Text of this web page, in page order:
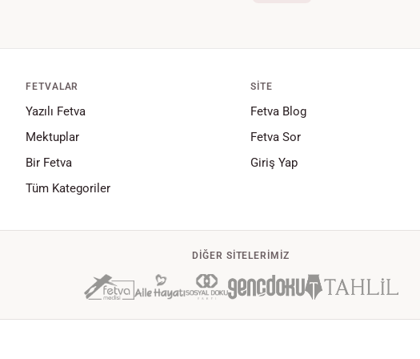
FETVALAR
Yazılı Fetva
Mektuplar
Bir Fetva
Tüm Kategoriler
SITE
Fetva Blog
Fetva Sor
Giriş Yap
DIĞER SITELERIMIZ